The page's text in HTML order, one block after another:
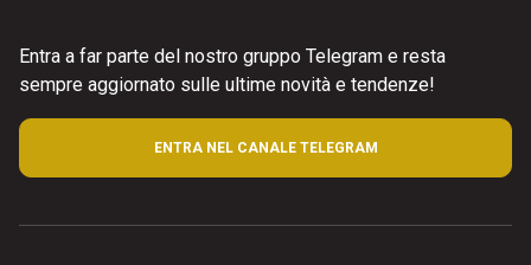
Entra a far parte del nostro gruppo Telegram e resta
sempre aggiornato sulle ultime novità e tendenze!
ENTRA NEL CANALE TELEGRAM